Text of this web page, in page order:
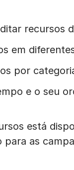
recursos
em
por
e o seu
está
para as